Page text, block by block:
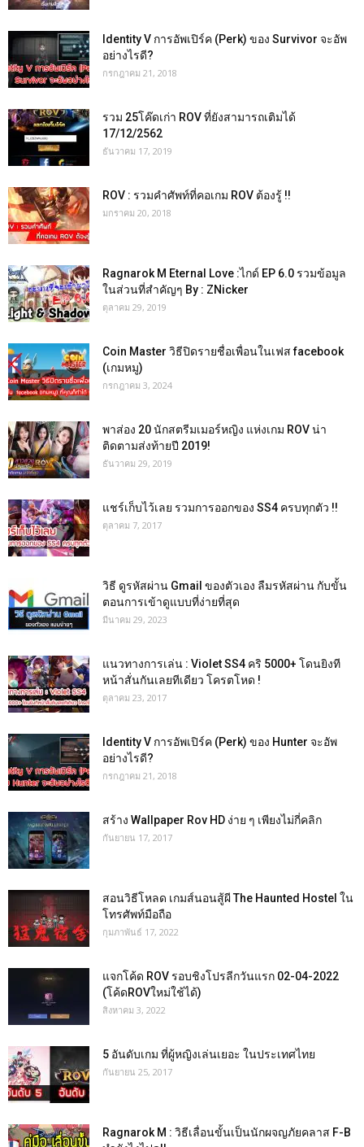
Identity V การอัพเปิร์ค (Perk) ของ Survivor จะอัพ
อย่างไรดี?
กรกฎาคม 21, 2018
รวม 25โค๊ดเก่า ROV ที่ยังสามารถเติมได้
17/12/2562
ธันวาคม 17, 2019
ROV : รวมคำศัพท์ที่คอเกม ROV ต้องรู้ !!
มกราคม 20, 2018
Ragnarok M Eternal Love :ไกด์ EP 6.0 รวมข้อมูล
ในส่วนที่สำคัญๆ By : ZNicker
ตุลาคม 29, 2019
Coin Master วิธีปิดรายชื่อเพื่อนในเฟส facebook
(เกมหมู)
กรกฎาคม 3, 2024
พาส่อง 20 นักสตรีมเมอร์หญิง แห่งเกม ROV น่า
ติดตามส่งท้ายปี 2019!
ธันวาคม 29, 2019
แชร์เก็บไว้เลย รวมการออกของ SS4 ครบทุกตัว !!
ตุลาคม 7, 2017
วิธี ดูรหัสผ่าน Gmail ของตัวเอง ลืมรหัสผ่าน กับขั้น
ตอนการเข้าดูแบบที่ง่ายที่สุด
มีนาคม 29, 2023
แนวทางการเล่น : Violet SS4 คริ 5000+ โดนยิงที
หน้าสั่นกันเลยทีเดียว โครตโหด !
ตุลาคม 23, 2017
Identity V การอัพเปิร์ค (Perk) ของ Hunter จะอัพ
อย่างไรดี?
กรกฎาคม 21, 2018
สร้าง Wallpaper Rov HD ง่าย ๆ เพียงไม่กี่คลิก
กันยายน 17, 2017
สอนวิธีโหลด เกมส์นอนสู้ผี The Haunted Hostel ใน
โทรศัพท์มือถือ
กุมภาพันธ์ 17, 2022
แจกโค้ด ROV รอบชิงโปรลีกวันแรก 02-04-2022
(โค้ดROVใหม่ใช้ได้)
สิงหาคม 3, 2022
5 อันดับเกม ที่ผู้หญิงเล่นเยอะ ในประเทศไทย
กันยายน 25, 2017
Ragnarok M : วิธีเลื่อนขั้นเป็นนักผจญภัยคลาส F-B